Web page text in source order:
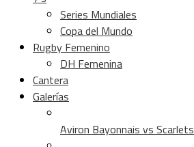
Series Mundiales
Copa del Mundo
Rugby Femenino
DH Femenina
Cantera
Galerías
Aviron Bayonnais vs Scarlets